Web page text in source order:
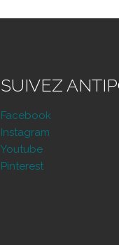
SUIVEZ
Facebook
Instagram
Youtube
Pinterest